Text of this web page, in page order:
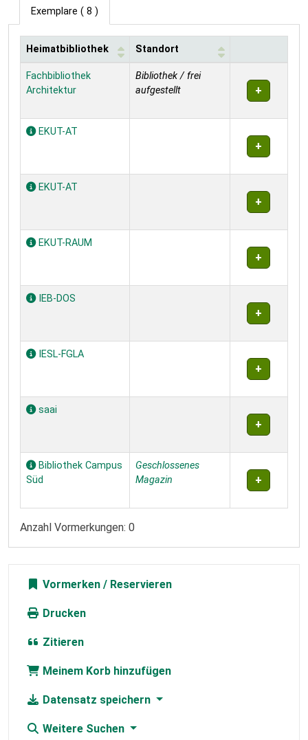
Exemplare ( 8 )
Exemplare
Heimatbibliothek Standort
Fachbibliothek
Architektur
Bibliothek / frei
aufgestellt
EKUT-AT
EKUT-AT
EKUT-RAUM
IEB-DOS
IESL-FGLA
saai
Bibliothek Campus
Süd
Geschlossenes
Magazin
Anzahl Vormerkungen: 0
Vormerken
Drucken
Zitieren
Meinem Korb hinzufügen
Datensatz speichern
Weitere Suchen